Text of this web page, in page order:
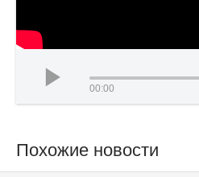
00:00
Похожие новости